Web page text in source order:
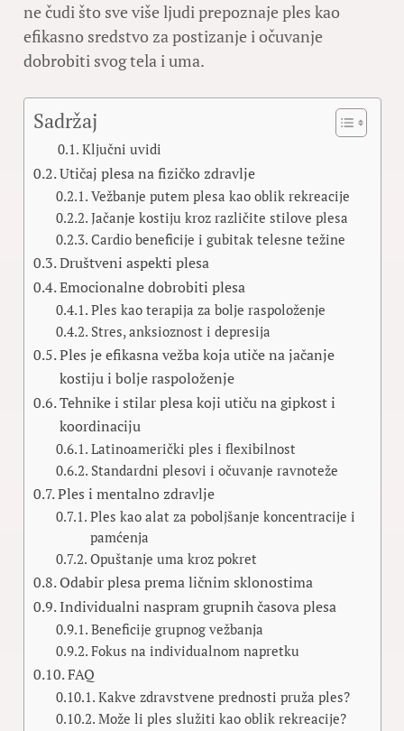
ne čudi što sve više ljudi prepoznaje ples kao
efikasno sredstvo za postizanje i očuvanje
dobrobiti svog tela i uma.
Sadržaj
Ključni uvidi
Utičaj plesa na fizičko zdravlje
Vežbanje putem plesa kao oblik rekreacije
Jačanje kostiju kroz različite stilove plesa
Cardio beneficije i gubitak telesne težine
Društveni aspekti plesa
Emocionalne dobrobiti plesa
Ples kao terapija za bolje raspoloženje
Stres, anksioznost i depresija
Ples je efikasna vežba koja utiče na jačanje
kostiju i bolje raspoloženje
Tehnike i stilar plesa koji utiču na gipkost i
koordinaciju
Latinoamerički ples i flexibilnost
Standardni plesovi i očuvanje ravnoteže
Ples i mentalno zdravlje
Ples kao alat za poboljšanje koncentracije i
pamćenja
Opuštanje uma kroz pokret
Odabir plesa prema ličnim sklonostima
Individualni naspram grupnih časova plesa
Beneficije grupnog vežbanja
Fokus na individualnom napretku
FAQ
Kakve zdravstvene prednosti pruža ples?
Može li ples služiti kao oblik rekreacije?